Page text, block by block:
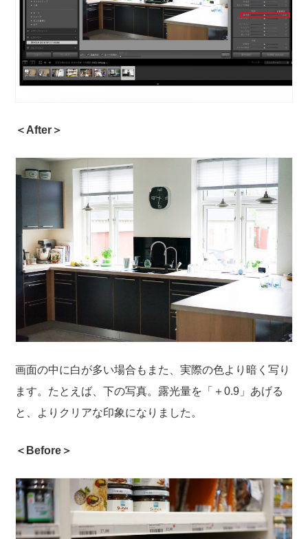
＜After＞
画面の中に白が多い場合もまた、実際の色より暗く写り
ます。たとえば、下の写真。露光量を「＋0.9」あげる
と、よりクリアな印象になりました。
＜Before＞